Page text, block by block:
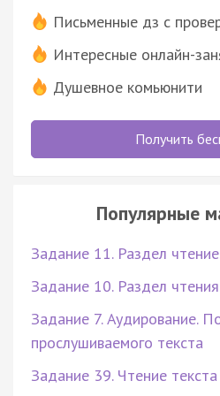
Письменные дз с
Интересные онлайн-
Душевное комьюнити
Получить
Популярные
Задание 11. Раздел
Задание 10. Раздел
Задание 7. Аудирование.
прослушиваемого текста
Задание 39. Чтение текста